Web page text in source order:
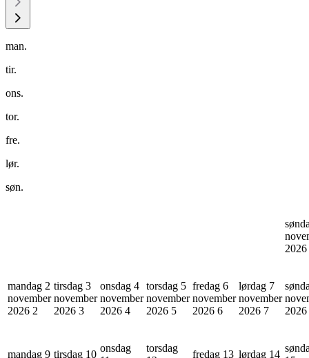
man.
tir.
ons.
tor.
fre.
lør.
søn.
2026
mandag 2
november
2026 2
tirsdag 3
november
2026 3
onsdag 4
november
2026 4
torsdag 5
november
2026 5
fredag 6
november
2026 6
lørdag 7
november
2026 7
2026
mandag 9 tirsdag 10
onsdag
torsdag
fredag 13 lørdag 14